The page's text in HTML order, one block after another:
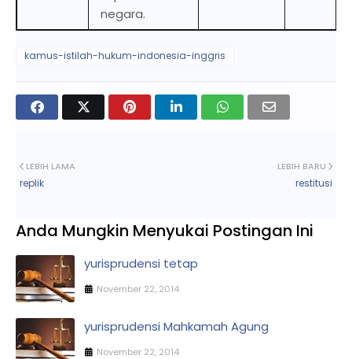
negara.
kamus-istilah-hukum-indonesia-inggris
LEBIH BARU
restitusi
LEBIH LAMA
replik
Anda Mungkin Menyukai Postingan Ini
yurisprudensi tetap
November 22, 2014
yurisprudensi Mahkamah Agung
November 22, 2014